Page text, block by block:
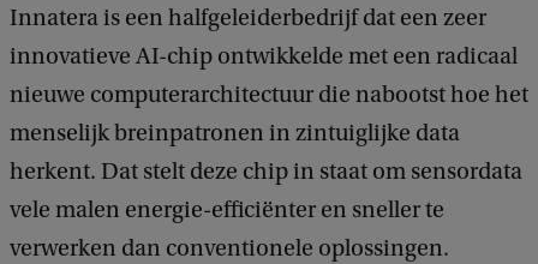
Innatera is een halfgeleiderbedrijf dat een zeer
innovatieve AI-chip ontwikkelde met een radicaal
nieuwe computerarchitectuur die nabootst hoe het
menselijk breinpatronen in zintuiglijke data
herkent. Dat stelt deze chip in staat om sensordata
vele malen energie-efficiënter en sneller te
verwerken dan conventionele oplossingen.